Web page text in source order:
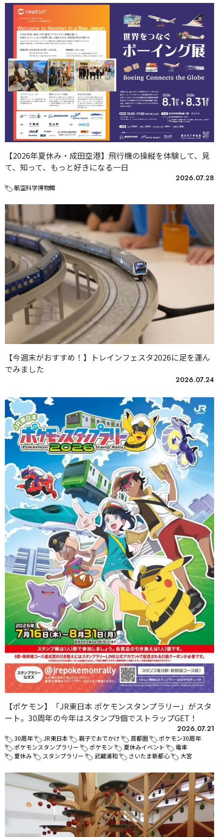
【2026年夏休み・成田空港】飛行機の操縦を体験して、見
て、知って、もっと好きになる一日
2026.07.28
航空科学博物館
【今週末がおすすめ！】トレインフェスタ2026に足を運ん
でみました
2026.07.24
【ポケモン】「JR東日本 ポケモンスタンプラリー」がスタ
ート。30周年の今年はスタンプ9個でストラップGET！
2026.07.21
30周年 JR東日本 親子でおでかけ 首都圏
ポケモン30周年
ポケモンスタンプラリー
ポケモン 夏休みイベント
電車
夏休み
スタンプラリー 武蔵浦和 さいたま新都心 大宮